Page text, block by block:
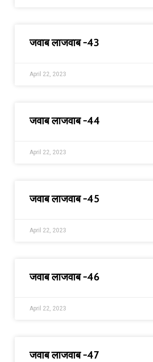
जवाब लाजवाब -43
April 22, 2023
जवाब लाजवाब -44
April 22, 2023
जवाब लाजवाब -45
April 22, 2023
जवाब लाजवाब -46
April 22, 2023
जवाब लाजवाब -47